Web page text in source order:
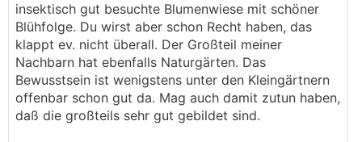
Ja, das stimmt natürlich. Ich habe hier das
eigentliche Thema Bewässerung ausgegrenzt und
mich auf Insektenförderung beschränkt. Jeder
frischer Schnitt stärkt die Verdunstung und
erhöht den Wasserbedarf. Danke für die
Präzisierung.
insektisch gut besuchte Blumenwiese mit schöner
Blühfolge. Du wirst aber schon Recht haben, das
klappt ev. nicht überall. Der Großteil meiner
Nachbarn hat ebenfalls Naturgärten. Das
Bewusstsein ist wenigstens unter den Kleingärtnern
offenbar schon gut da. Mag auch damit zutun haben,
daß die großteils sehr gut gebildet sind.